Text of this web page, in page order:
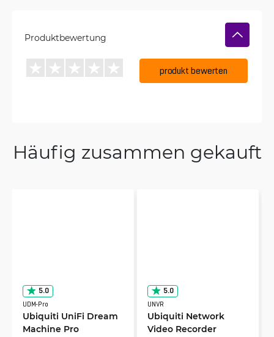
Produktbewertung
produkt bewerten
Häufig zusammen gekauft
5.0
UDM-Pro
Ubiquiti UniFi Dream
Machine Pro
5.0
UNVR
Ubiquiti Network
Video Recorder